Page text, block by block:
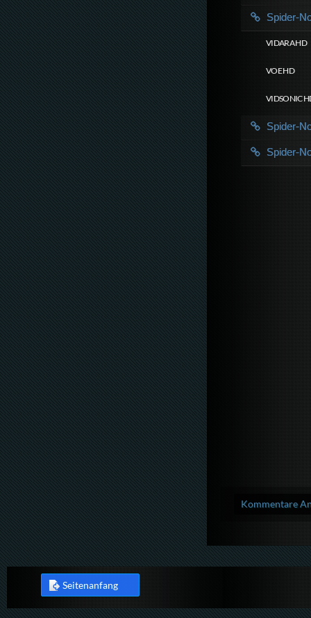
Spider-
VIDARA HD
VOE HD
VIDSONIC
Spider-
Spider-
Kommentare
Seitenanfang